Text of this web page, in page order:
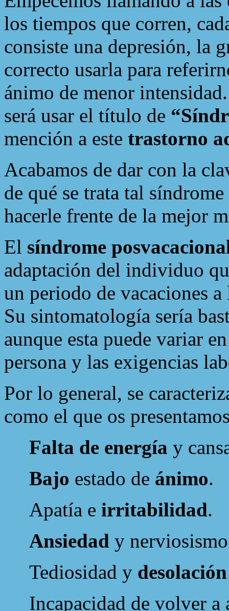
los tiempos que corren,
consiste una depresión, la
correcto usarla para
ánimo de menor
será usar el título de
mención a este trastorno
Acabamos de dar con la
de qué se trata tal
hacerle frente de la mejor
El síndrome
adaptación del individuo
un periodo de vacaciones
Su sintomatología sería
aunque esta puede variar
persona y las exigencias
Por lo general, se
como el que os
Falta de energía y
Bajo estado de ánimo.
Apatía e irritabilidad.
Ansiedad y
Tediosidad y desolación
Incapacidad de volver a